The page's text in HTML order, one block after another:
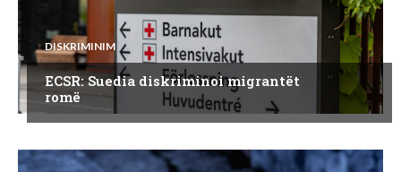
DISKRIMINIM
ECSR: Suedia diskriminoi migrantët
romë